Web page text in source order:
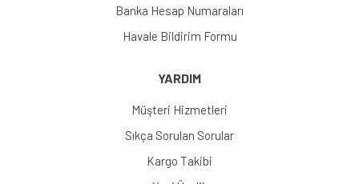
Banka Hesap Numaraları
Havale Bildirim Formu
YARDIM
Müşteri Hizmetleri
Sıkça Sorulan Sorular
Kargo Takibi